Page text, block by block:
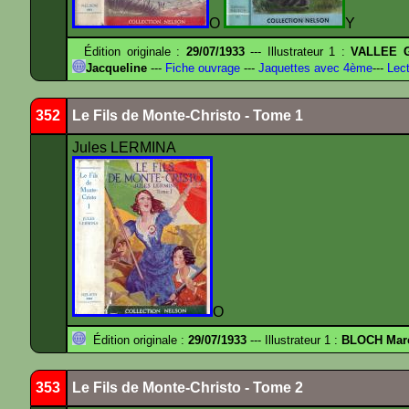
O Y
Édition originale : 29/07/1933--- Illustrateur 1 :VALLEE
Jacqueline --- Fiche ouvrage --- Jaquettes avec 4ème---
352 Le Fils de Monte-Christo - Tome 1
Jules LERMINA
O
Édition originale : 29/07/1933 --- Illustrateur 1 : BLOCH
353 Le Fils de Monte-Christo - Tome 2